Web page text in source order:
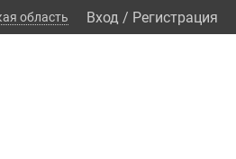
область Вход / Регистрация